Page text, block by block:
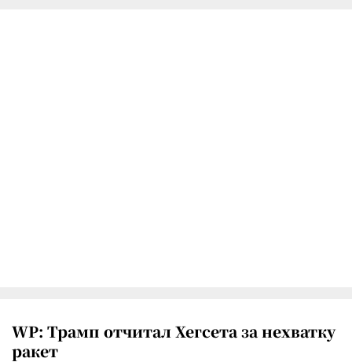
WP: Трамп отчитал Хегсета за нехватку
ракет